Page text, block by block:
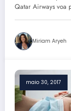
Qatar Airways voa
Miriam Aryeh
maio 30, 2017